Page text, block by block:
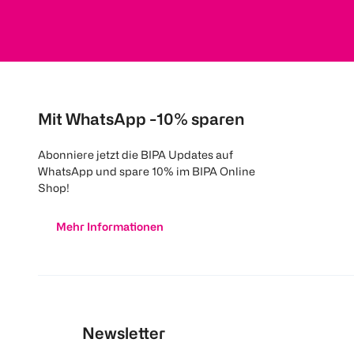
Mit WhatsApp -10% sparen
Abonniere jetzt die BIPA Updates auf
WhatsApp und spare 10% im BIPA Online
Shop!
Mehr Informationen
Newsletter